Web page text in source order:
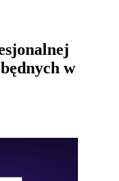
w